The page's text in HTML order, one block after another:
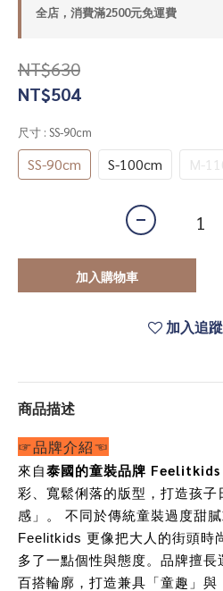
全店，消費滿2500元免運費
NT$630
NT$504
尺寸 : SS-90cm
SS-90cm S-100cm M-
加入購物車
加入追
商品描述
☞品牌介紹☜
來自泰國的童裝品牌 Feelitkids
彩、寬鬆俐落的版型，打造孩子
感」。 不同於傳統童裝過度甜膩
Feelitkids 更像把大人的街頭時
多了一點個性與態度。品牌擅長
百搭輪廓，打造兼具「童趣」